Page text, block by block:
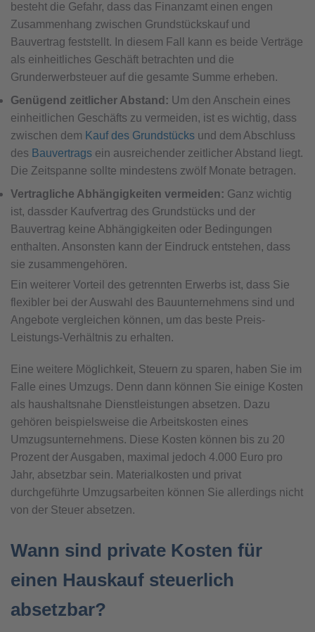
besteht die Gefahr, dass das Finanzamt einen engen
Zusammenhang zwischen Grundstückskauf und
Bauvertrag feststellt. In diesem Fall kann es beide Verträge
als einheitliches Geschäft betrachten und die
Grunderwerbsteuer auf die gesamte Summe erheben.
Genügend zeitlicher Abstand: Um den Anschein eines
einheitlichen Geschäfts zu vermeiden, ist es wichtig, dass
zwischen dem Kauf des Grundstücks und dem Abschluss
des Bauvertrags ein ausreichender zeitlicher Abstand liegt.
Die Zeitspanne sollte mindestens zwölf Monate betragen.
Vertragliche Abhängigkeiten vermeiden: Ganz wichtig
ist, dassder Kaufvertrag des Grundstücks und der
Bauvertrag keine Abhängigkeiten oder Bedingungen
enthalten. Ansonsten kann der Eindruck entstehen, dass
sie zusammengehören.
Ein weiterer Vorteil des getrennten Erwerbs ist, dass Sie
flexibler bei der Auswahl des Bauunternehmens sind und
Angebote vergleichen können, um das beste Preis-
Leistungs-Verhältnis zu erhalten.
Eine weitere Möglichkeit, Steuern zu sparen, haben Sie im
Falle eines Umzugs. Denn dann können Sie einige Kosten
als haushaltsnahe Dienstleistungen absetzen. Dazu
gehören beispielsweise die Arbeitskosten eines
Umzugsunternehmens. Diese Kosten können bis zu 20
Prozent der Ausgaben, maximal jedoch 4.000 Euro pro
Jahr, absetzbar sein. Materialkosten und privat
durchgeführte Umzugsarbeiten können Sie allerdings nicht
von der Steuer absetzen.
Wann sind private Kosten für
einen Hauskauf steuerlich
absetzbar?